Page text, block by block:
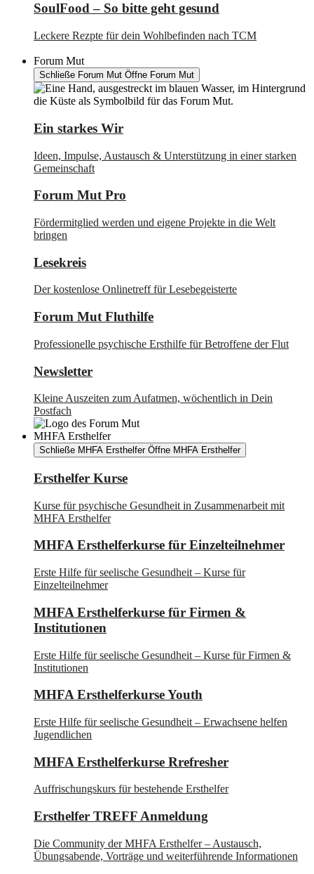
SoulFood – So bitte geht gesund
Leckere Rezpte für dein Wohlbefinden nach TCM
Forum Mut
Schließe Forum Mut Öffne Forum Mut
Ein starkes Wir
Ideen, Impulse, Austausch & Unterstützung in einer starken
Gemeinschaft
Forum Mut Pro
Fördermitglied werden und eigene Projekte in die Welt
bringen
Lesekreis
Der kostenlose Onlinetreff für Lesebegeisterte
Forum Mut Fluthilfe
Professionelle psychische Ersthilfe für Betroffene der Flut
Newsletter
Kleine Auszeiten zum Aufatmen, wöchentlich in Dein
Postfach
MHFA Ersthelfer
Schließe MHFA Ersthelfer Öffne MHFA Ersthelfer
Ersthelfer Kurse
Kurse für psychische Gesundheit in Zusammenarbeit mit
MHFA Ersthelfer
MHFA Ersthelferkurse für Einzelteilnehmer
Erste Hilfe für seelische Gesundheit – Kurse für
Einzelteilnehmer
MHFA Ersthelferkurse für Firmen &
Institutionen
Erste Hilfe für seelische Gesundheit – Kurse für Firmen &
Institutionen
MHFA Ersthelferkurse Youth
Erste Hilfe für seelische Gesundheit – Erwachsene helfen
Jugendlichen
MHFA Ersthelferkurse Rrefresher
Auffrischungskurs für bestehende Ersthelfer
Ersthelfer TREFF Anmeldung
Die Community der MHFA Ersthelfer – Austausch,
Übungsabende, Vorträge und weiterführende Informationen